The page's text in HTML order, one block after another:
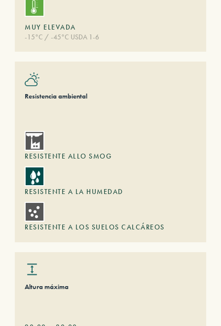
MUY ELEVADA
-15°C / -45°C USDA 1-6
Resistencia ambiental
RESISTENTE ALLO SMOG
RESISTENTE A LA HUMEDAD
RESISTENTE A LOS SUELOS CALCÁREOS
Altura máxima